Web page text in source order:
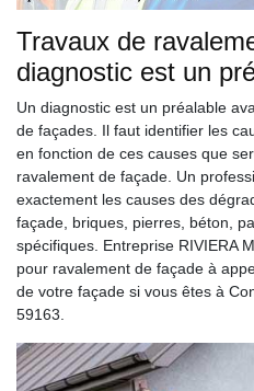
Travaux de
diagnostic est un
Un diagnostic est un préalable
de façades. Il faut identifier les
en fonction de ces causes que
ravalement de façade. Un
exactement les causes des
façade, briques, pierres, béton,
spécifiques. Entreprise RIVIERA
pour ravalement de façade à
de votre façade si vous êtes à
59163.